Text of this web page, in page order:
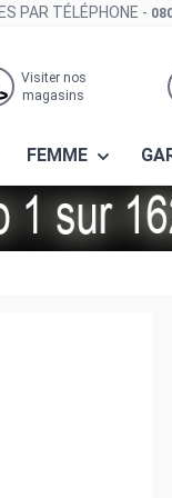
PAR TÉLÉPHONE -
Visiter nos
magasins
FEMME